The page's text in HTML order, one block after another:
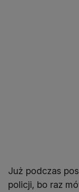
Już podczas
policji, bo raz